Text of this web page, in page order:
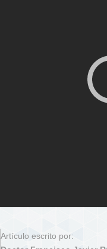
Artículo escrito por: